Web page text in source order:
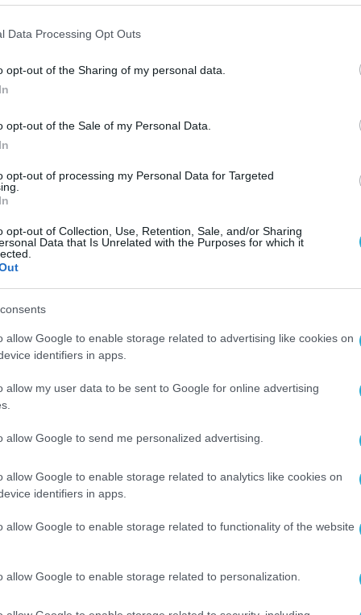
Data Processing Opt Outs
opt-out of the Sharing of my personal data.
opt-out of the Sale of my Personal Data.
opt-out of processing my Personal Data for Targeted
opt-out of Collection, Use, Retention, Sale, and/or Sharing
Data that Is Unrelated with the Purposes for which it
allow Google to enable storage related to advertising like cookies on
identifiers in apps.
allow my user data to be sent to Google for online advertising
allow Google to send me personalized advertising.
allow Google to enable storage related to analytics like cookies on
identifiers in apps.
allow Google to enable storage related to functionality of the website
allow Google to enable storage related to personalization.
διπλωματίας στη Βόρεια
αναζωπυρώθηκαν αμέσως μετά την
σε στρατιωτικές εγκαταστάσεις της
Αμερικανίδας πρέσβη, η οποία χαρακτήρισε
«ζωτικό και στρατηγικό κόμβο» για την
τη Συμμαχία, ερμηνεύεται από τα τουρκικά
μονιμότερης στρατιωτικής παρουσίας,
της μετατόπισης του νατοϊκού βάρους
Ευρώπη μετά τον πόλεμο στην Ουκρανία.
της Τουρκίας: Μόλις 40 χιλιόμετρα
της Αλεξανδρούπολης είναι αυτή που
στην Άγκυρα. Το δημοσίευμα
τουρκικά σύνορα, γεγονός που σημαίνει ότι
δραστηριότητα εκεί βρίσκεται υπό
παρακολούθηση των τουρκικών ενόπλων
έχει πλέον εξελιχθεί σε έναν κομβικό